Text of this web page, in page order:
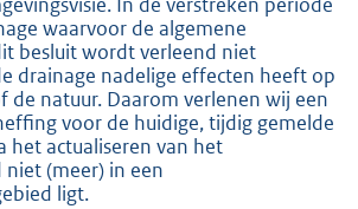
waarvoor de algemene
besluit wordt verleend niet
drainage nadelige effecten heeft op
de natuur. Daarom verlenen wij een
voor de huidige, tijdig gemelde
het actualiseren van het
(meer) in een
ligt.